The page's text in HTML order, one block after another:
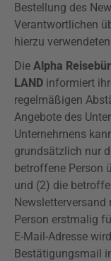
Bestellung des
Verantwortlichen
hierzu
Die Alpha
LAND informiert
regelmäßigen
Angebote des
Unternehmens
grundsätzlich nur
betroffene Person
und (2) die
Newsletterversand
Person erstmalig
E-Mail-Adresse
Bestätigungsmail